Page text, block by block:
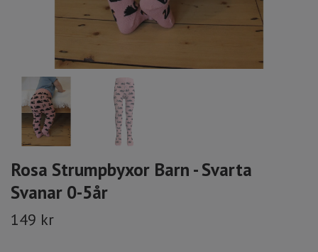
Rosa Strumpbyxor Barn - Svarta
Svanar 0-5år
149 kr